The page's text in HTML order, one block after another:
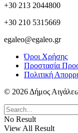
+30 213 2044800
+30 210 5315669
egaleo@egaleo.gr
Όροι Χρήσης
Προστασία
Πολιτική
© 2026 Δήμος
No Result
View All Result